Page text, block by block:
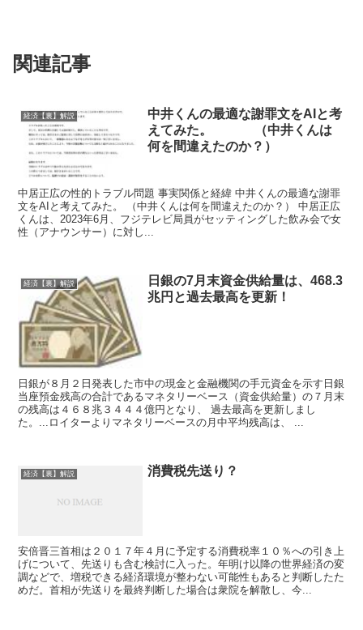
関連記事
経済【裏】解説
中井くんの最適な謝罪文をAIと考
えてみた。 （中井くんは
何を間違えたのか？）
中居正広の性的トラブル問題 事実関係と経緯 中井くんの最適な謝罪
文をAIと考えてみた。 （中井くんは何を間違えたのか？） 中居正広
くんは、2023年6月、フジテレビ局員がセッティングした飲み会で女
性（アナウンサー）に対し...
経済【裏】解説
日銀の7月末資金供給量は、468.3
兆円と過去最高を更新！
日銀が８月２日発表した市中の現金と金融機関の手元資金を示す日銀
当座預金残高の合計であるマネタリーベース（資金供給量）の７月末
の残高は４６８兆３４４４億円となり、 過去最高を更新しまし
た。...ロイターよりマネタリーベースの月中平均残高は、 ...
経済【裏】解説 消費税先送り？
安倍晋三首相は２０１７年４月に予定する消費税率１０％への引き上
げについて、先送りも含む検討に入った。年明け以降の世界経済の変
調などで、増税できる経済環境が整わない可能性もあると判断したた
めだ。首相が先送りを最終判断した場合は衆院を解散し、今...